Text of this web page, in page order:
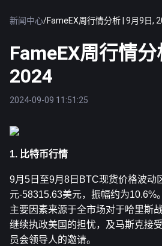
新闻中心/FameEX周行情分析 | 9月9日,
FameEX周行情
2024
2024-09-09 11:51:25
1. 比特币行情
9月5日至9月8日 BTC现货价格波动
元-58315.63美元，振幅约为10.6%
主要因素来源于全市场对于哈里斯
继续执政美国的担忧，及马斯克接
员会领导人的邀请。